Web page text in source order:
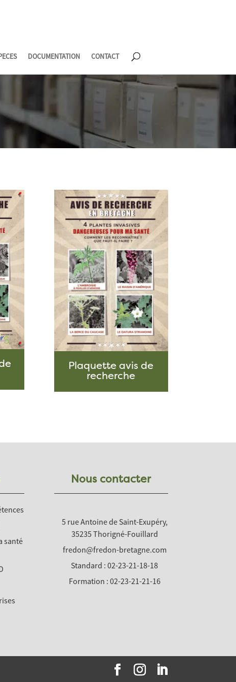
DOCUMENTATION CONTACT
Plaquette avis de
recherche
santé
Nous contacter
5 rue Antoine de Saint-Exupéry,
35235 Thorigné-Fouillard
fredon@fredon-bretagne.com
Standard : 02-23-21-18-18
Formation : 02-23-21-21-16